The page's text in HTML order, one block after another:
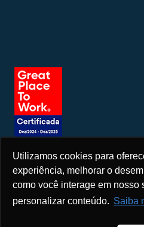
Utilizamos cookies para
experiência, melhorar o
como você interage em nosso
personalizar conteúdo. Saiba
Seja um